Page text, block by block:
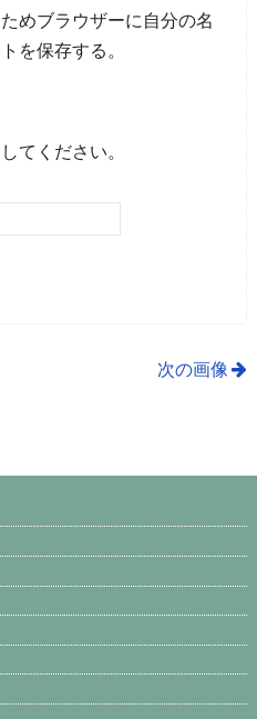
めブラウザーに自分の名
を保存する。
てください。
次の画像